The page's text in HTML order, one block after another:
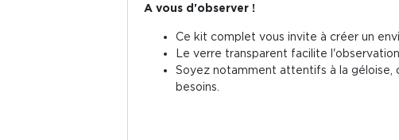
A vous d'observer !
Ce kit complet vous invite à créer un
Le verre transparent facilite
Soyez notamment attentifs à la
besoins.